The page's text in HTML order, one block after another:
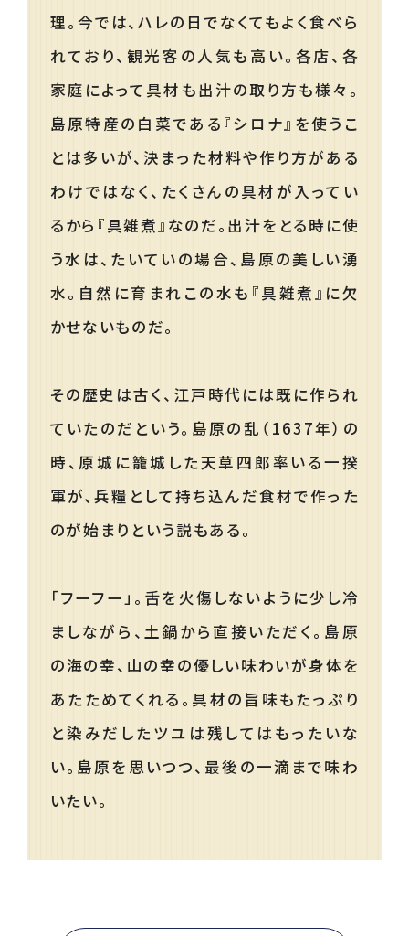
理。今では、ハレの日でなくてもよく食べら
れており、観光客の人気も高い。各店、各
家庭によって具材も出汁の取り方も様々。
島原特産の白菜である『シロナ』を使うこ
とは多いが、決まった材料や作り方がある
わけではなく、たくさんの具材が入ってい
るから『具雑煮』なのだ。出汁をとる時に使
う水は、たいていの場合、島原の美しい湧
水。自然に育まれこの水も『具雑煮』に欠
かせないものだ。
その歴史は古く、江戸時代には既に作られ
ていたのだという。島原の乱（1637年）の
時、原城に籠城した天草四郎率いる一揆
軍が、兵糧として持ち込んだ食材で作った
のが始まりという説もある。
「フーフー」。舌を火傷しないように少し冷
ましながら、土鍋から直接いただく。島原
の海の幸、山の幸の優しい味わいが身体を
あたためてくれる。具材の旨味もたっぷり
と染みだしたツユは残してはもったいな
い。島原を思いつつ、最後の一滴まで味わ
いたい。